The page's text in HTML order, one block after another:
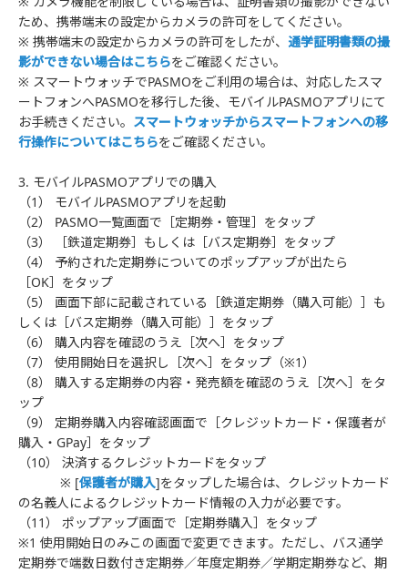
ため、携帯端末の設定からカメラの許可をしてください。
※ 携帯端末の設定からカメラの許可をしたが、 通学証明書類の撮
影ができない場合はこちらをご確認ください。
※ スマートウォッチでPASMOをご利用の場合は、対応したスマ
ートフォンへPASMOを移行した後、モバイルPASMOアプリにて
お手続きください。 スマートウォッチからスマートフォンへの移
行操作についてはこちらをご確認ください。
3. モバイルPASMOアプリでの購入
（1） モバイルPASMOアプリを起動
（2） PASMO一覧画面で［定期券・管理］をタップ
（3） ［鉄道定期券］もしくは［バス定期券］をタップ
（4） 予約された定期券についてのポップアップが出たら
［OK］をタップ
（5） 画面下部に記載されている［鉄道定期券（購入可能）］も
しくは［バス定期券（購入可能）］をタップ
（6） 購入内容を確認のうえ［次へ］をタップ
（7） 使用開始日を選択し［次へ］をタップ（※1）
（8） 購入する定期券の内容・発売額を確認のうえ［次へ］をタ
ップ
（9） 定期券購入内容確認画面で［クレジットカード・保護者が
購入・GPay］をタップ
（10） 決済するクレジットカードをタップ
※ [保護者が購入]をタップした場合は、クレジットカード
の名義人によるクレジットカード情報の入力が必要です。
（11） ポップアップ画面で［定期券購入］をタップ
※1 使用開始日のみこの画面で変更できます。ただし、バス通学
定期券で端数日数付き定期券／年度定期券／学期定期券など、期